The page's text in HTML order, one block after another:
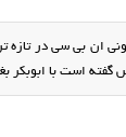
ان بی سی در تازه
گفته است با ابوبکر